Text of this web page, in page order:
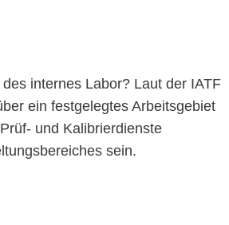
internes Labor? Laut der IATF
ein festgelegtes Arbeitsgebiet
und Kalibrierdienste
sein.